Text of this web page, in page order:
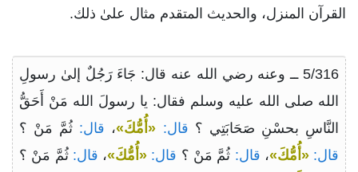
القرآن المنزل، والحديث المتقدم مثال علىٰ ذلك.
5/316 ــ وعنه رضي الله عنه قال: جَاءَ رَجُلٌ إلىٰ رسولِ
الله صلى الله عليه وسلم فقال: يا رسولَ الله مَنْ أَحَقُّ
النَّاسِ بحسْنِ صَحَابَتِي ؟ قال: «أُمُّكَ»، قال: ثُمَّ مَنْ ؟
قال: «أُمُّكَ»، قال: ثُمَّ مَنْ ؟ قال: «أُمُّكَ»، قال: ثُمَّ مَنْ ؟